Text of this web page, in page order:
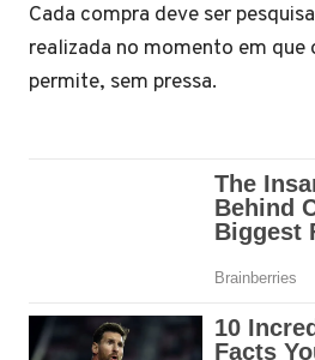
Cada compra deve ser
realizada no momento em que
permite, sem pressa.